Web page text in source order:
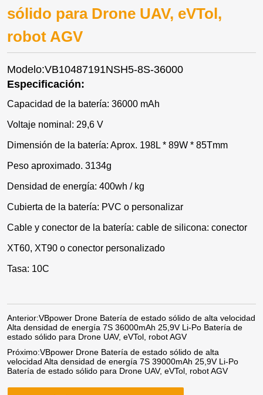
sólido para Drone UAV, eVTol,
robot AGV
Modelo:VB10487191NSH5-8S-36000
Especificación:
Capacidad de la batería: 36000 mAh
Voltaje nominal: 29,6 V
Dimensión de la batería: Aprox. 198L * 89W * 85Tmm
Peso aproximado. 3134g
Densidad de energía: 400wh / kg
Cubierta de la batería: PVC o personalizar
Cable y conector de la batería: cable de silicona: conector
XT60, XT90 o conector personalizado
Tasa: 10C
Anterior:VBpower Drone Batería de estado sólido de alta velocidad
Alta densidad de energía 7S 36000mAh 25,9V Li-Po Batería de
estado sólido para Drone UAV, eVTol, robot AGV
Próximo:VBpower Drone Batería de estado sólido de alta
velocidad Alta densidad de energía 7S 39000mAh 25,9V Li-Po
Batería de estado sólido para Drone UAV, eVTol, robot AGV